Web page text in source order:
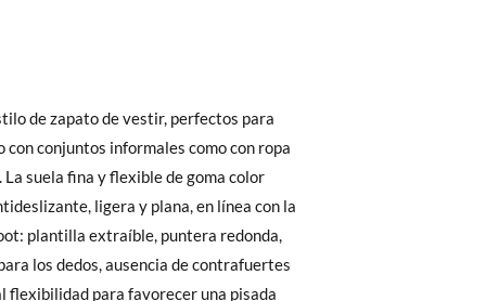
son GRATIS y puedes realizarlos
acelerar el envío, puedes por muy
precio final será el de los zapatos que
& Devolucionesde nuestra web
de todo: te mandaremos otra